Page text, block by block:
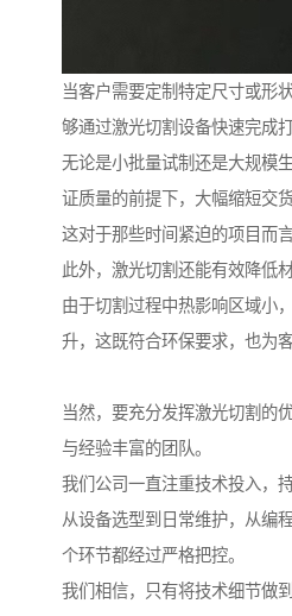
当客户需要定制特定尺寸或形
够通过激光切割设备快速完成
无论是小批量试制还是大规模
证质量的前提下，大幅缩短交货
这对于那些时间紧迫的项目而
此外，激光切割还能有效降低材
由于切割过程中热影响区域小
升，这既符合环保要求，也为
当然，要充分发挥激光切割的
与经验丰富的团队。
我们公司一直注重技术投入，
从设备选型到日常维护，从编
个环节都经过严格把控。
我们相信，只有将技术细节做